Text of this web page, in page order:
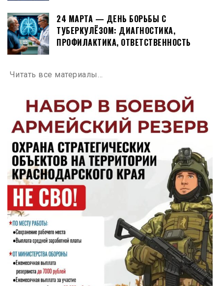
24 МАРТА — ДЕНЬ БОРЬБЫ С
ТУБЕРКУЛЁЗОМ: ДИАГНОСТИКА,
ПРОФИЛАКТИКА, ОТВЕТСТВЕННОСТЬ
Читать все материалы…